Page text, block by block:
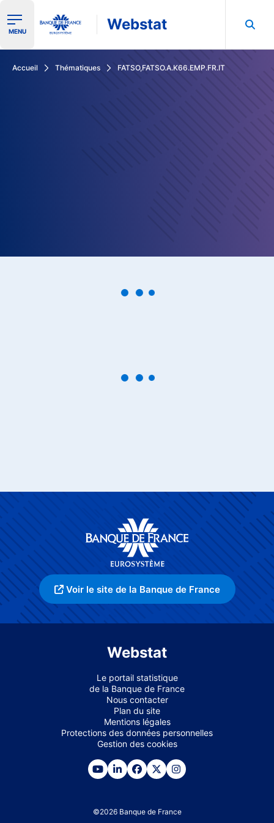
Ouvrir le menu de navigation
MENU Webstat
Accueil Thématiques FATSO,FATSO.A.K66.EMP.FR.IT
Voir le site de la Banque de France
Webstat
Le portail statistique
de la Banque de France
Nous contacter
Plan du site
Mentions légales
Protections des données personnelles
Gestion des cookies
©2026 Banque de France